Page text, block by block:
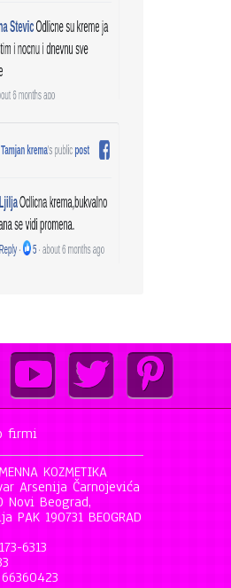
firmi
MENNA KOZMETIKA
Arsenija Čarnojevića
Novi Beograd,
PAK 190731 BEOGRAD
6313
66360423